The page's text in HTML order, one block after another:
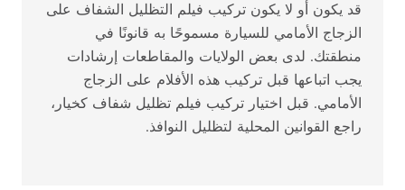
قد يكون أو لا يكون تركيب فيلم التظليل الشفاف على
الزجاج الأمامي للسيارة مسموحًا به قانونًا في
منطقتك. لدى بعض الولايات والمقاطعات إرشادات
يجب اتباعها قبل تركيب هذه الأفلام على الزجاج
الأمامي. قبل اختيار تركيب فيلم تظليل شفاف كخيار،
راجع القوانين المحلية لتظليل النوافذ.